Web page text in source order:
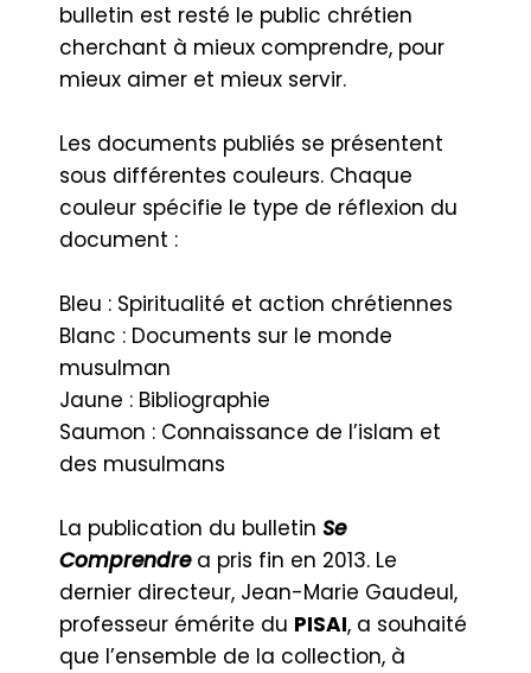
bulletin est resté le public chrétien
cherchant à mieux comprendre, pour
mieux aimer et mieux servir.
Les documents publiés se présentent
sous différentes couleurs. Chaque
couleur spécifie le type de réflexion du
document :
Bleu : Spiritualité et action chrétiennes
Blanc : Documents sur le monde
musulman
Jaune : Bibliographie
Saumon : Connaissance de l’islam et
des musulmans
La publication du bulletin Se
Comprendrea pris fin en 2013. Le
dernier directeur, Jean-Marie Gaudeul,
professeur émérite du PISAI, a souhaité
que l’ensemble de la collection, à